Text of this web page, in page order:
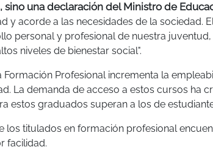
sino una declaración del Ministro de
y acorde a las necesidades de la sociedad.
personal y profesional de nuestra
niveles de bienestar social".
Profesional incrementa la
La demanda de acceso a estos cursos ha
estos graduados superan a los de
los titulados en formación profesional
facilidad.